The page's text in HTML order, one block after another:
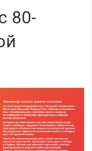
80-